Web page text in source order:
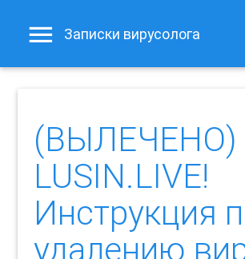
Записки вирусолога
(ВЫЛЕЧЕНО)
LUSIN.LIVE!
Инструкция
удалению